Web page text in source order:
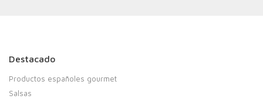
Destacado
Productos españoles gourmet
Salsas